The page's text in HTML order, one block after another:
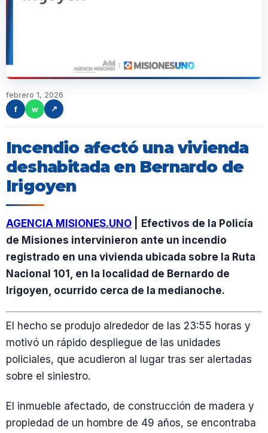
febrero 1, 2026
f
w ↗
Incendio afectó una vivienda
deshabitada en Bernardo de
Irigoyen
AGENCIA MISIONES.UNO
Efectivos de la Policía
de Misiones intervinieron ante un incendio
registrado en una vivienda ubicada sobre la Ruta
Nacional 101, en la localidad de Bernardo de
Irigoyen, ocurrido cerca de la medianoche.
El hecho se produjo alrededor de las 23:55 horas y
motivó un rápido despliegue de las unidades
policiales, que acudieron al lugar tras ser alertadas
sobre el siniestro.
El inmueble afectado, de construcción de madera y
propiedad de un hombre de 49 años, se encontraba